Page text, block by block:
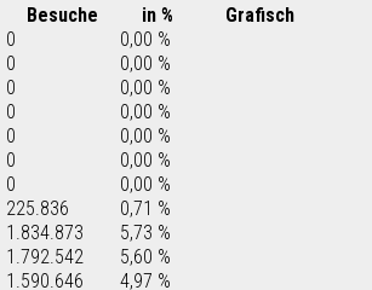
Besuche in %
Grafisch
0
0,00 %
0
0,00 %
0
0,00 %
0
0,00 %
0
0,00 %
0
0,00 %
0
0,00 %
225.836
0,71 %
1.834.873
5,73 %
1.792.542
5,60 %
1.590.646
4,97 %